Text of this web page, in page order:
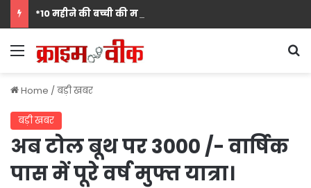
Menu
Home /बड़ी खबर
बड़ी खबर
अब टोल बूथ पर 3000 /- वार्षिक
पास में पूरे वर्ष मुफ्त यात्रा।